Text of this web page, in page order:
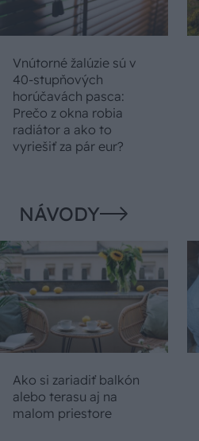
Vnútorné žalúzie sú v
40-stupňových
horúčavách pasca:
Prečo z okna robia
radiátor a ako to
vyriešiť za pár eur?
NÁVODY
Ako si zariadiť balkón
alebo terasu aj na
malom priestore